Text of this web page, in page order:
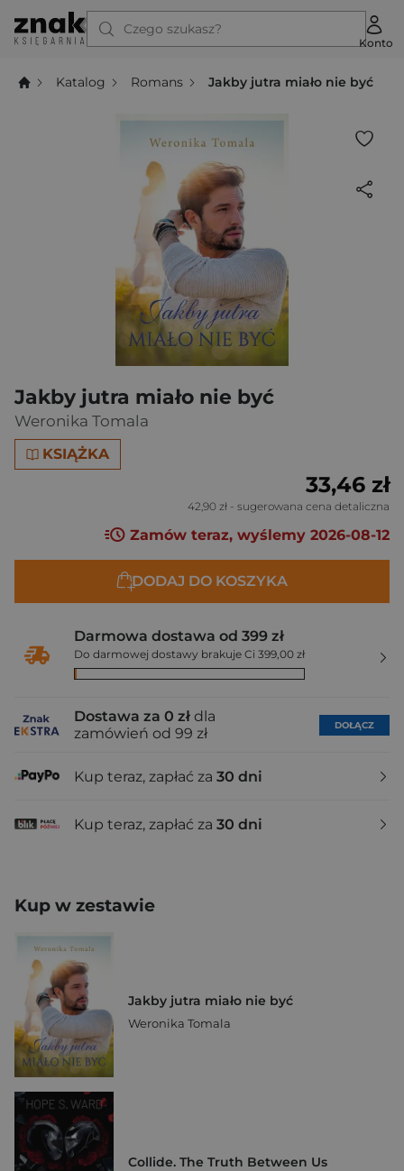
Czego szukasz?
Konto
Katalog Romans Jakby jutra miało nie być
Jakby jutra miało nie być
Weronika Tomala
KSIĄŻKA
33,46 zł
42,90 zł - sugerowana cena detaliczna
Zamów teraz, wyślemy 2026-08-12
DODAJ DO KOSZYKA
Darmowa dostawa od 399 zł
Do darmowej dostawy brakuje Ci 399,00 zł
Dostawa za 0 zł dla
zamówień od 99 zł
DOŁĄCZ
Kup teraz, zapłać za 30 dni
Kup teraz, zapłać za 30 dni
Kup w zestawie
Jakby jutra miało nie być
Weronika Tomala
Collide. The Truth Between Us